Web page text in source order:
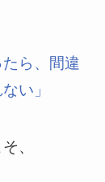
たら、間違
い」
、